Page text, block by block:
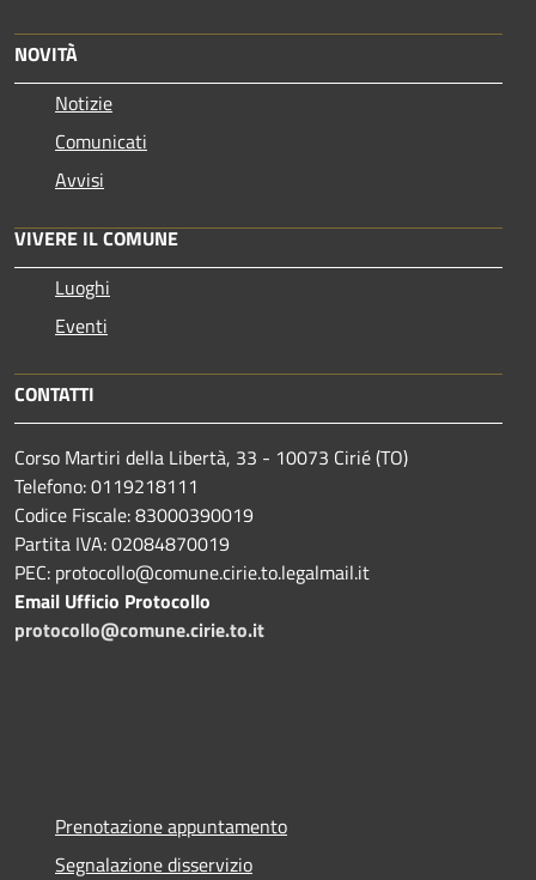
NOVITÀ
Notizie
Comunicati
Avvisi
VIVERE IL COMUNE
Luoghi
Eventi
CONTATTI
Corso Martiri della Libertà, 33 - 10073 Cirié (TO)
Telefono: 0119218111
Codice Fiscale: 83000390019
Partita IVA: 02084870019
PEC: protocollo@comune.cirie.to.legalmail.it
Email Ufficio Protocollo
protocollo@comune.cirie.to.it
Prenotazione appuntamento
Segnalazione disservizio